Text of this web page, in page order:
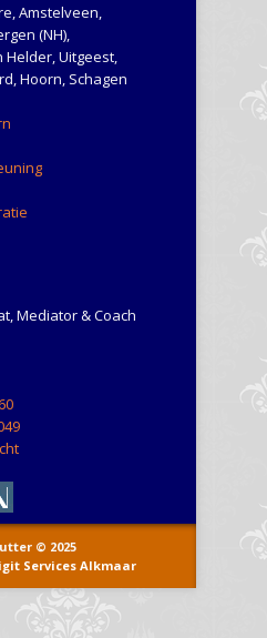
Amstelveen,
(NH),
Helder, Uitgeest,
Hoorn, Schagen
Mediator & Coach
© 2025
Services Alkmaar